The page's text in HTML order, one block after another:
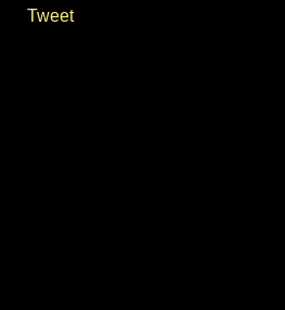
Tweet